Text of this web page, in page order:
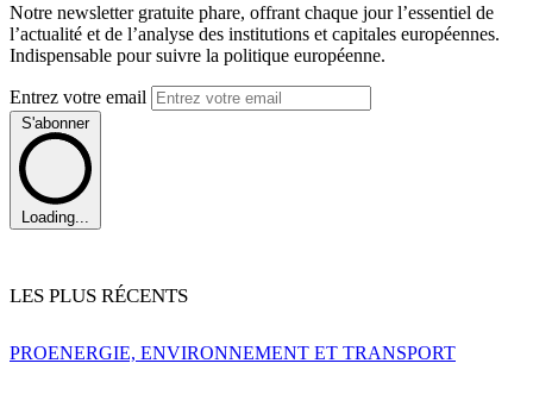
Notre newsletter gratuite phare, offrant chaque jour l’essentiel de
l’actualité et de l’analyse des institutions et capitales européennes.
Indispensable pour suivre la politique européenne.
Entrez votre email
S'abonner
Loading...
LES PLUS RÉCENTS
PROENERGIE, ENVIRONNEMENT ET TRANSPORT